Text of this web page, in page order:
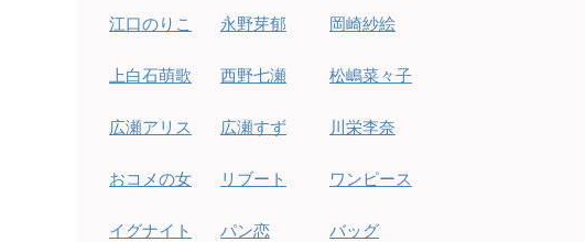
江口のりこ
上白石萌歌
広瀬アリス
おコメの女
イグナイト
永野芽郁
西野七瀬
広瀬すず
リブート
パン恋
岡崎紗絵
松嶋菜々子
川栄李奈
ワンピース
バッグ